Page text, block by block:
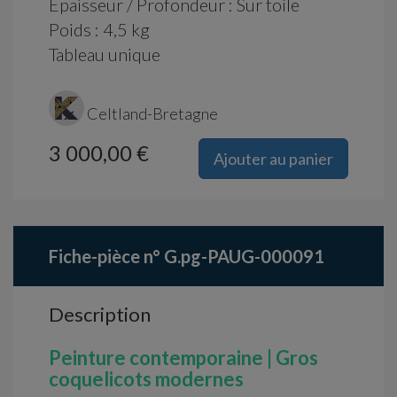
Epaisseur / Profondeur : Sur toile
Poids : 4,5 kg
Tableau unique
Celtland-Bretagne
Ajouter au panier
3 000,00 €
Fiche-pièce n° G.pg-PAUG-000091
Description
Peinture contemporaine | Gros
coquelicots modernes